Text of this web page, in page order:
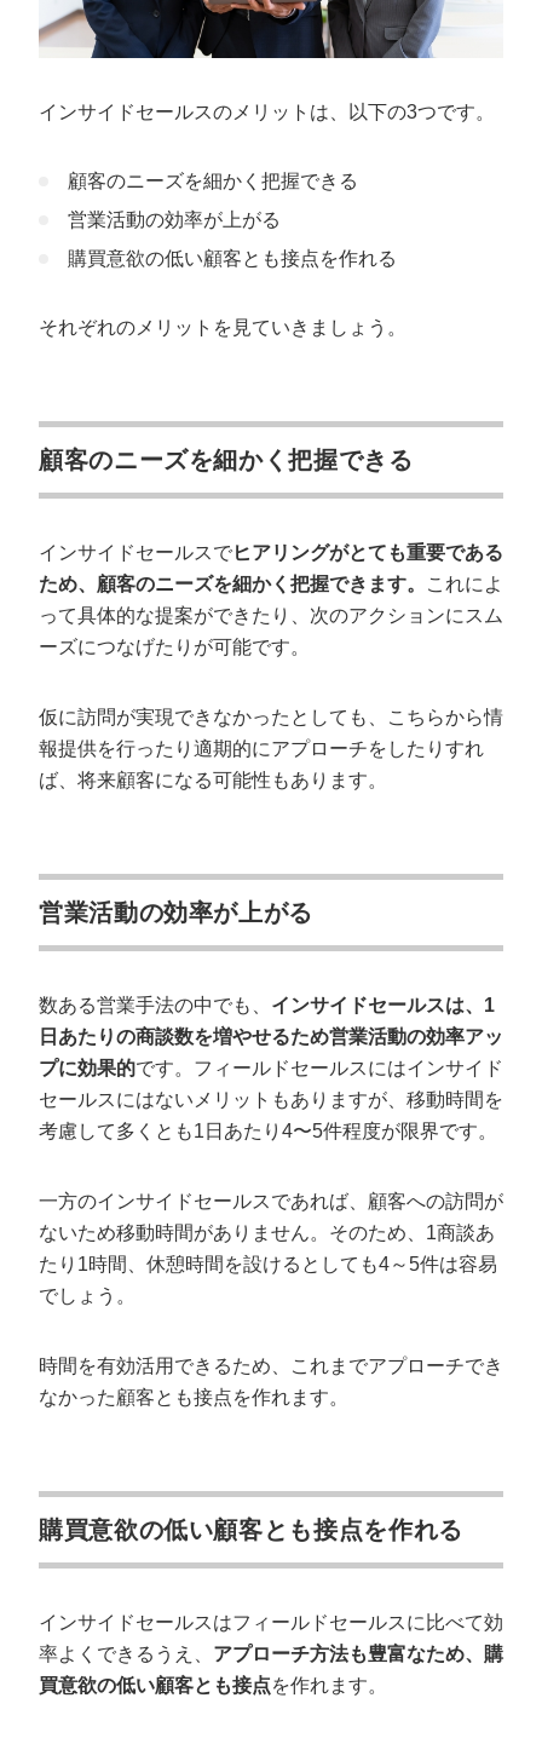
インサイドセールスのメリットは、以下の3つです。
顧客のニーズを細かく把握できる
営業活動の効率が上がる
購買意欲の低い顧客とも接点を作れる
それぞれのメリットを見ていきましょう。
顧客のニーズを細かく把握できる
インサイドセールスでヒアリングがとても重要である
ため、顧客のニーズを細かく把握できます。
これによ
って具体的な提案ができたり、次のアクションにスム
ーズにつなげたりが可能です。
仮に訪問が実現できなかったとしても、こちらから情
報提供を行ったり適期的にアプローチをしたりすれ
ば、将来顧客になる可能性もあります。
営業活動の効率が上がる
数ある営業手法の中でも、 インサイドセールスは、1
日あたりの商談数を増やせるため営業活動の効率アッ
プに効果的です。フィールドセールスにはインサイド
セールスにはないメリットもありますが、移動時間を
考慮して多くとも1日あたり4〜5件程度が限界です。
一方のインサイドセールスであれば、顧客への訪問が
ないため移動時間がありません。そのため、1商談あ
たり1時間、休憩時間を設けるとしても4～5件は容易
でしょう。
時間を有効活用できるため、これまでアプローチでき
なかった顧客とも接点を作れます。
購買意欲の低い顧客とも接点を作れる
インサイドセールスはフィールドセールスに比べて効
率よくできるうえ、 アプローチ方法も豊富なため、購
買意欲の低い顧客とも接点を作れます。